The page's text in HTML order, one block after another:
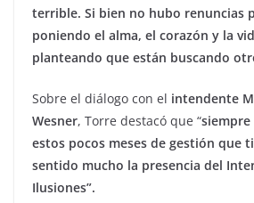
terrible. Si bien no hubo renuncias
poniendo el alma, el corazón y la
planteando que están buscando
Sobre el diálogo con el intendente
Wesner, Torre destacó que “siempre
estos pocos meses de gestión que
sentido mucho la presencia del
Ilusiones”.